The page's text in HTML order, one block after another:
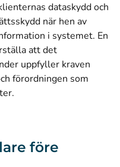
dataskydd och
när hen av
i systemet. En
att det
uppfyller kraven
förordningen som
före